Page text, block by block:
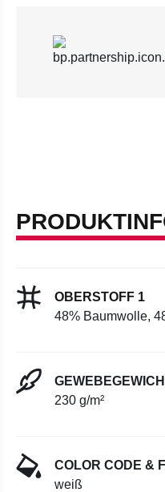
OBERSTOFF 1
48% Baumwolle,
230 g/m²
COLOR CODE &
weiß